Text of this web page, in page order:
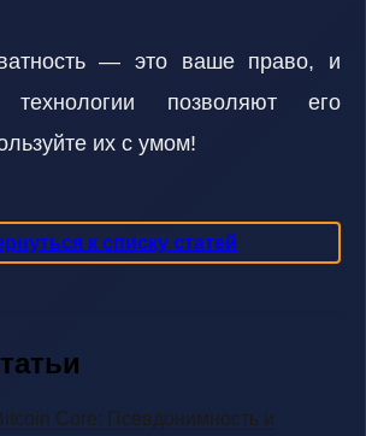
— это ваше право, и
технологии позволяют его
их с умом!
к списку статей
Core: Псевдонимность и